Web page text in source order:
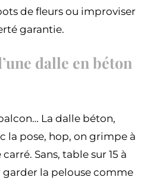
de fleurs ou improviser
garantie.
dalle en béton
La dalle béton,
la pose, hop, on grimpe à
Sans, table sur 15 à
garder la pelouse comme